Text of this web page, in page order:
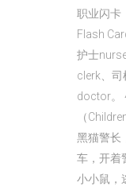
职业闪卡
Flash
护士
clerk、
doctor。
（
黑猫警长
车，开着
小小鼠，